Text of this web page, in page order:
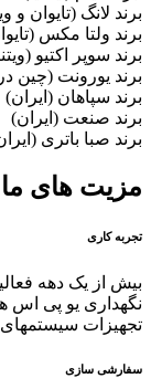
برند لانگ (تایوان و
برند ولتا مکس
برند سوپر اکتیو
برند یورونت (چین
برند سپاهان (ایران)
برند صنعت (ایران)
برند صبا باتری
مزیت های ما
تجربه کاری
بیش از یک دهه
نگهداری یو پی اس
تجهیزات سیستمهای
سفارشی سازی